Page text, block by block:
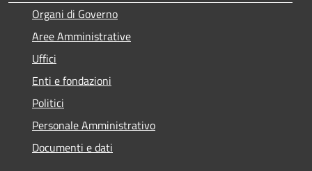
Organi di Governo
Aree Amministrative
Uffici
Enti e fondazioni
Politici
Personale Amministrativo
Documenti e dati